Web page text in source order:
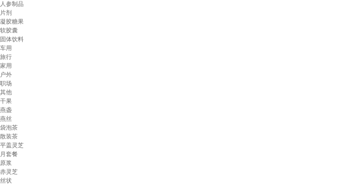
人参制品
片剂
凝胶糖果
软胶囊
固体饮料
车用
旅行
家用
户外
职场
其他
干果
燕盏
燕丝
袋泡茶
散装茶
平盖灵芝
月套餐
原浆
赤灵芝
丝状